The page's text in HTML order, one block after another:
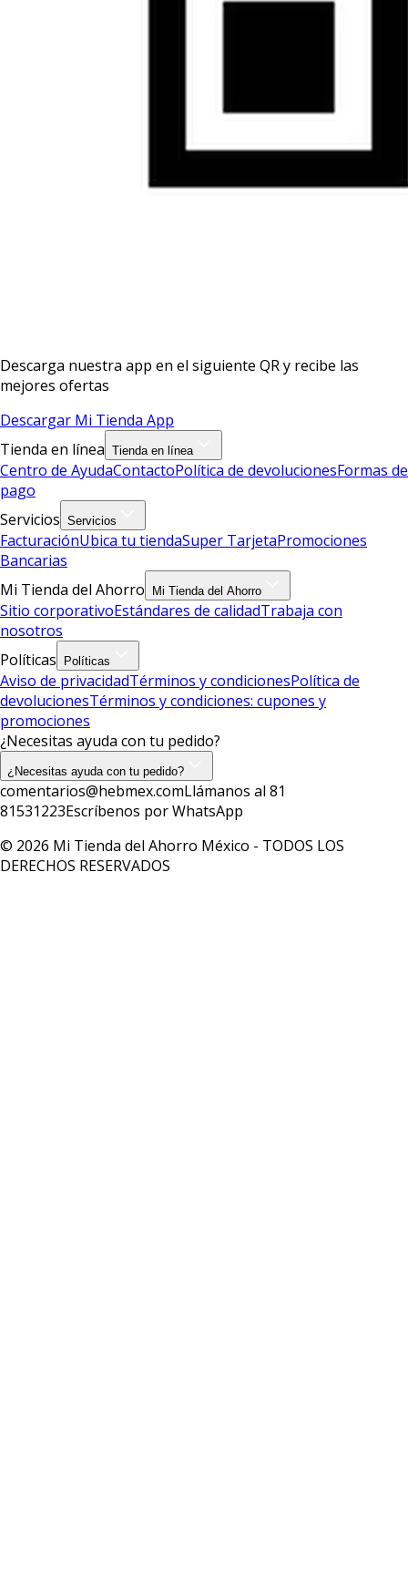
Descarga nuestra app en el siguiente QR y recibe las
mejores ofertas
Descargar Mi Tienda App
Tienda en línea Tienda en línea
Centro de AyudaContactoPolítica de devolucionesFormas de
pago
Servicios Servicios
FacturaciónUbica tu tiendaSuper TarjetaPromociones
Bancarias
Mi Tienda del Ahorro
Mi Tienda del Ahorro
Sitio corporativoEstándares de calidadTrabaja con
nosotros
Políticas
Políticas
Aviso de privacidadTérminos y condicionesPolítica de
devolucionesTérminos y condiciones: cupones y
promociones
¿Necesitas ayuda con tu pedido?
¿Necesitas ayuda con tu pedido?
comentarios@hebmex.comLlámanos al 81
81531223Escríbenos por WhatsApp
© 2026 Mi Tienda del Ahorro México - TODOS LOS
DERECHOS RESERVADOS